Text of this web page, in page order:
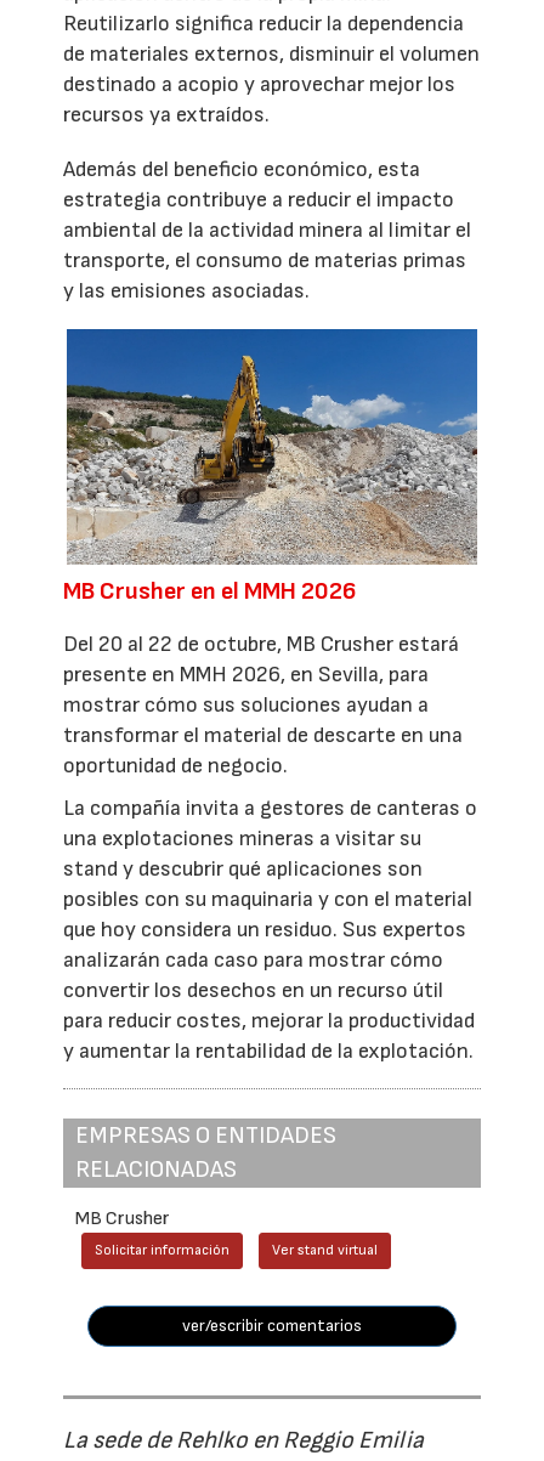
Reutilizarlo significa reducir la dependencia
de materiales externos, disminuir el volumen
destinado a acopio y aprovechar mejor los
recursos ya extraídos.
Además del beneficio económico, esta
estrategia contribuye a reducir el impacto
ambiental de la actividad minera al limitar el
transporte, el consumo de materias primas
y las emisiones asociadas.
MB Crusher en el MMH 2026
Del 20 al 22 de octubre, MB Crusher estará
presente en MMH 2026, en Sevilla, para
mostrar cómo sus soluciones ayudan a
transformar el material de descarte en una
oportunidad de negocio.
La compañía invita a gestores de canteras o
una explotaciones mineras a visitar su
stand y descubrir qué aplicaciones son
posibles con su maquinaria y con el material
que hoy considera un residuo. Sus expertos
analizarán cada caso para mostrar cómo
convertir los desechos en un recurso útil
para reducir costes, mejorar la productividad
y aumentar la rentabilidad de la explotación.
EMPRESAS O ENTIDADES
RELACIONADAS
MB Crusher
Solicitar información Ver stand virtual
ver/escribir comentarios
La sede de Rehlko en Reggio Emilia